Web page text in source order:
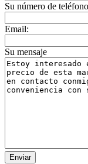
Su número de
Email:
Su mensaje